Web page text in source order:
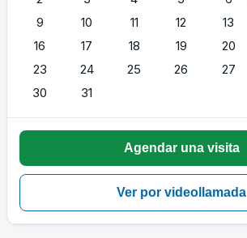
9
10 11 12 13
16
17 18 19 20
23
24 25 26 27
30
31